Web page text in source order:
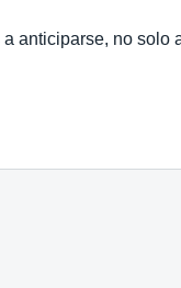
anticiparse, no solo